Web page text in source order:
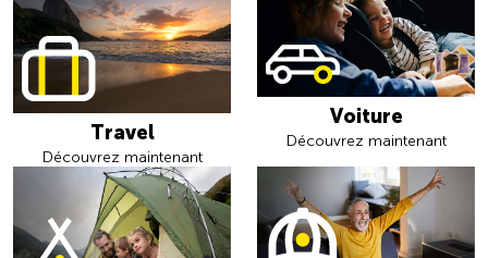
Travel
Découvrez maintenant
Voiture
Découvrez maintenant